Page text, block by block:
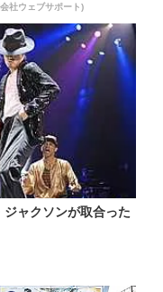
社ウェブサポート)
ャクソンが取合った